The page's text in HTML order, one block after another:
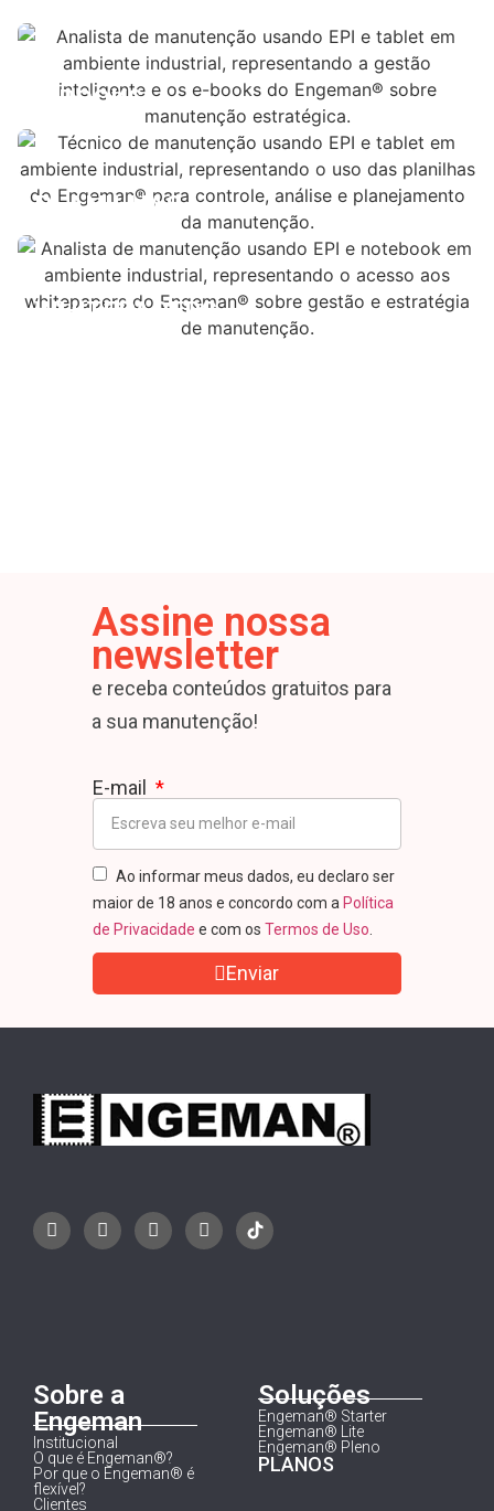
E-BOOKS
PLANILHAS
WHITEPAPERS
Assine nossa
newsletter
e receba conteúdos gratuitos para
a sua manutenção!
E-mail
Ao informar meus dados, eu declaro ser
maior de 18 anos e concordo com a Política
de Privacidade e com os Termos de Uso
Enviar
Sobre a
Engeman
Institucional
O que é Engeman®?
Por que o Engeman® é
flexível?
Clientes
Soluções
Engeman® Starter
Engeman® Lite
Engeman® Pleno
PLANOS